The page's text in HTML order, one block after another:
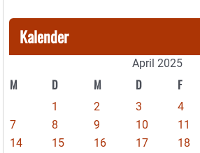
Kalender
April 2025
M D M D F
1 2 3 4
7
8 9 10 11
14
15 16 17 18